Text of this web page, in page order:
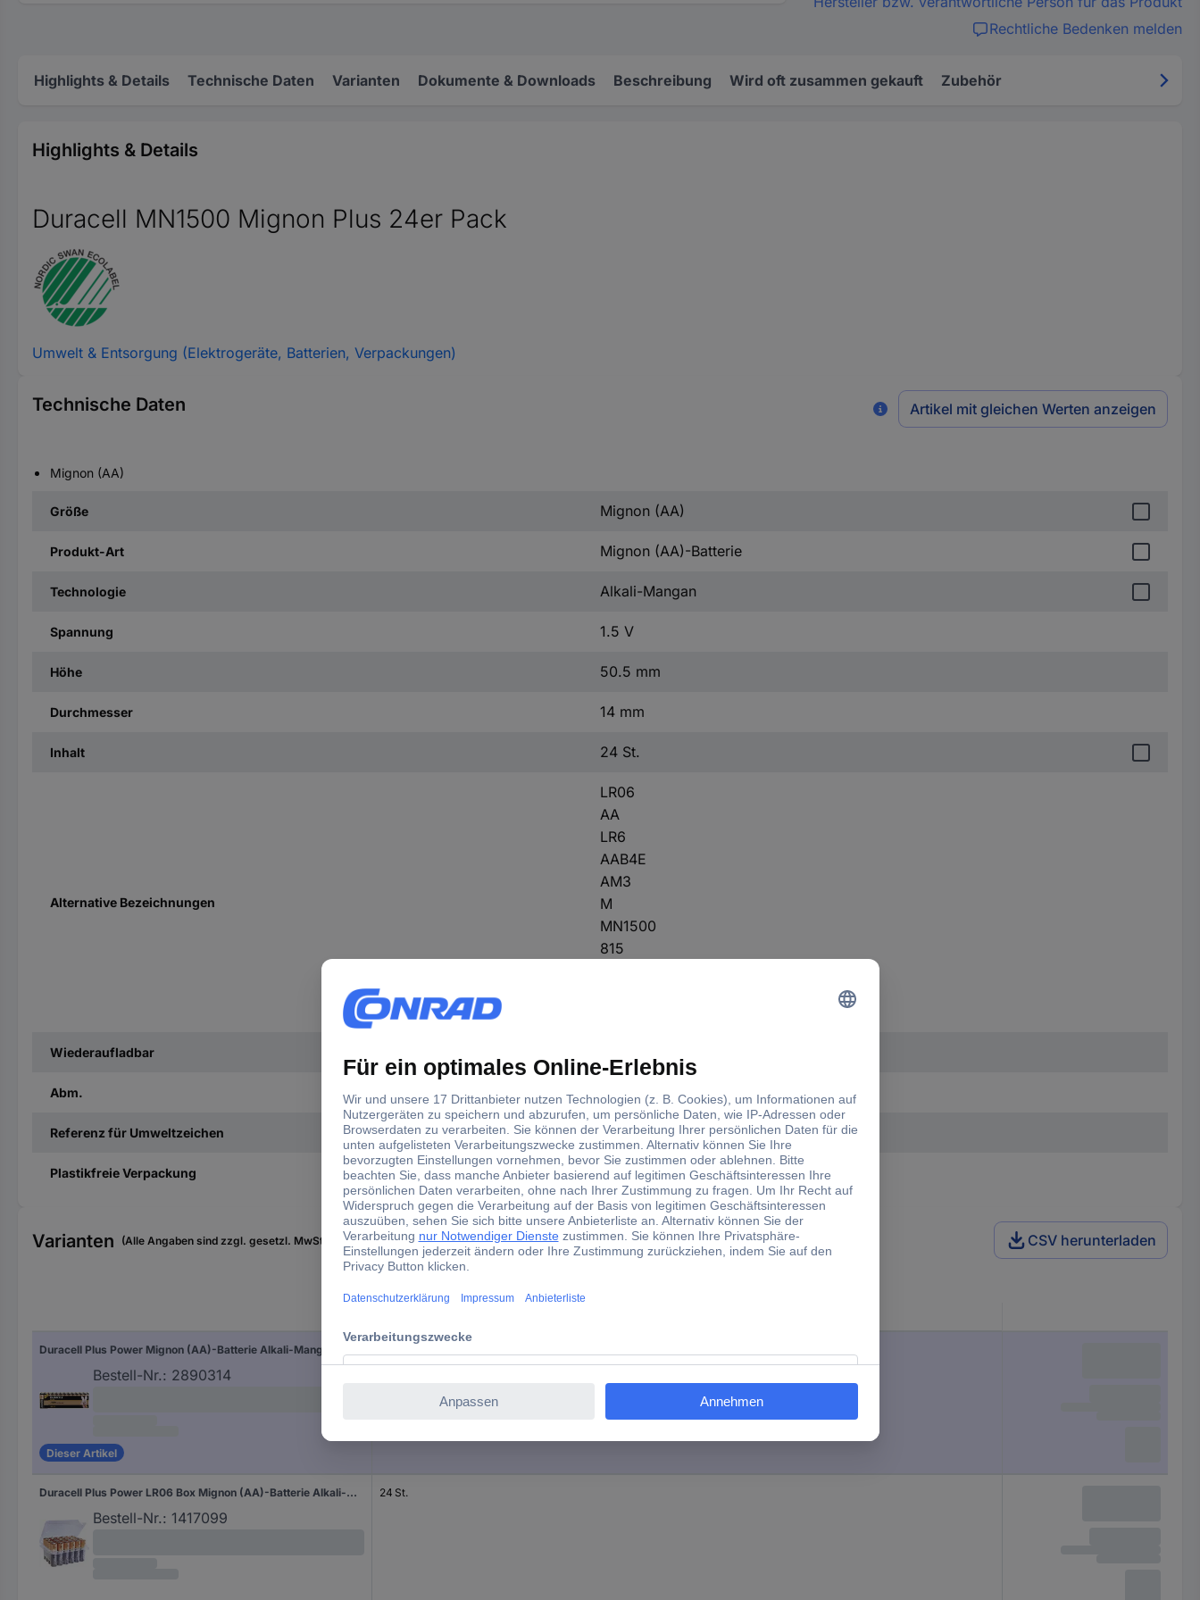
Rechtliche Bedenken melden
Highlights & Details Technische Daten Varianten Dokumente & Downloads Beschreibung Wird oft zusammen gekauft Zubehör
Highlights & Details
Duracell MN1500 Mignon Plus 24er Pack
Umwelt & Entsorgung (Elektrogeräte, Batterien, Verpackungen)
Technische Daten Artikel mit gleichen Werten anzeigen
Mignon (AA)
Größe Mignon (AA)
Produkt-Art Mignon (AA)-Batterie
Technologie Alkali-Mangan
Spannung 1.5 V
Höhe 50.5 mm
Durchmesser 14 mm
Inhalt 24 St.
Alternative Bezeichnungen
LR06
AA
LR6
AAB4E
AM3
M
MN1500
815
Wiederaufladbar
Abm. (Ø x H) 14 mm x 50.5 mm
Referenz für Umweltzeichen Nordic Swan Ecolabel
Plastikfreie Verpackung Plastikfreie Verpackung
Varianten (Alle Angaben sind zzgl. gesetzl. MwSt., zzgl. Versand) CSV herunterladen
Bestell-Nr.: 2890314
Dieser Artikel
Duracell Plus Power LR06 Box Mignon (AA)-Batterie Alkali-Mangan 1.5 V 24 St.
Bestell-Nr.: 1417099
24 St.